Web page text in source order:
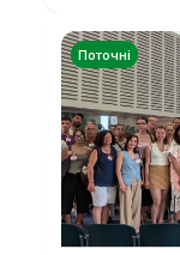
Поточні